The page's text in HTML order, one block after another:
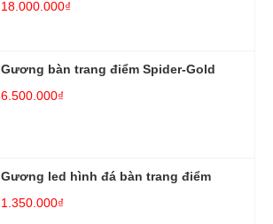
18.000.000₫
Gương bàn trang điểm Spider-Gold
6.500.000₫
Gương led hình đá bàn trang điểm
1.350.000₫